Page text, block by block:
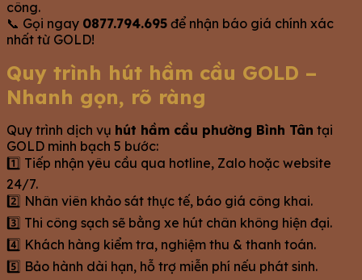
công.
📞 Gọi ngay 0877.794.695 để nhận báo giá chính xác
nhất từ GOLD!
Quy trình hút hầm cầu GOLD –
Nhanh gọn, rõ ràng
Quy trình dịch vụ hút hầm cầu phường Bình Tân tại
GOLD minh bạch 5 bước:
1️⃣ Tiếp nhận yêu cầu qua hotline, Zalo hoặc website
24/7.
2️⃣ Nhân viên khảo sát thực tế, báo giá công khai.
3️⃣ Thi công sạch sẽ bằng xe hút chân không hiện đại.
4️⃣ Khách hàng kiểm tra, nghiệm thu & thanh toán.
5️⃣ Bảo hành dài hạn, hỗ trợ miễn phí nếu phát sinh.